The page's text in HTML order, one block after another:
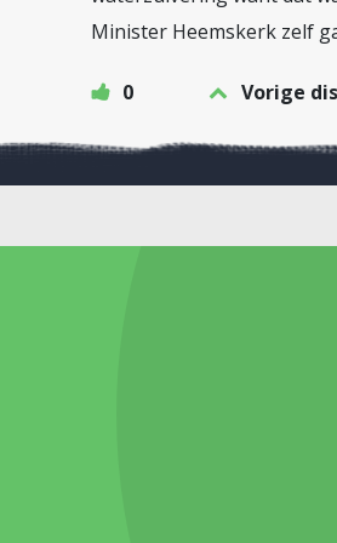
Minister Heemskerk zelf
0 Vorige